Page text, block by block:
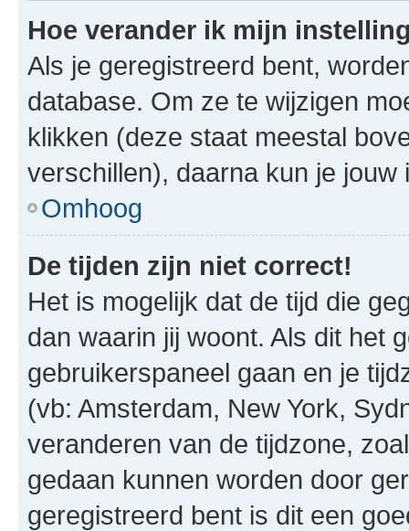
Hoe verander ik mijn
Als je geregistreerd bent,
database. Om ze te wijzigen
klikken (deze staat meestal
verschillen), daarna kun je jouw
Omhoog
De tijden zijn niet correct!
Het is mogelijk dat de tijd die
dan waarin jij woont. Als dit het
gebruikerspaneel gaan en je
(vb: Amsterdam, New York,
veranderen van de tijdzone,
gedaan kunnen worden door
geregistreerd bent is dit een